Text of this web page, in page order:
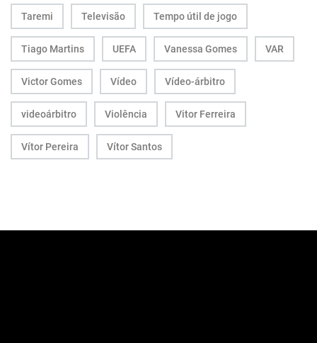
Taremi Televisão Tempo útil de jogo
Tiago Martins UEFA Vanessa Gomes VAR
Victor Gomes Vídeo Vídeo-árbitro
videoárbitro Violência Vitor Ferreira
Vítor Pereira Vítor Santos